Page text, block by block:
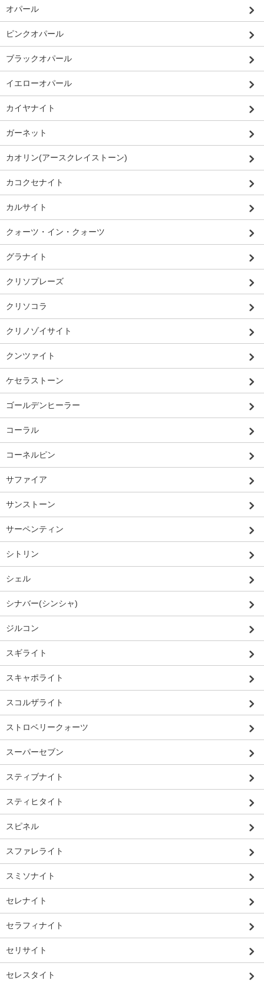
オパール
ピンクオパール
ブラックオパール
イエローオパール
カイヤナイト
ガーネット
カオリン(アースクレイストーン)
カコクセナイト
カルサイト
クォーツ・イン・クォーツ
グラナイト
クリソプレーズ
クリソコラ
クリノゾイサイト
クンツァイト
ケセラストーン
ゴールデンヒーラー
コーラル
コーネルピン
サファイア
サンストーン
サーペンティン
シトリン
シェル
シナバー(シンシャ)
ジルコン
スギライト
スキャポライト
スコルザライト
ストロベリークォーツ
スーパーセブン
スティブナイト
スティヒタイト
スピネル
スファレライト
スミソナイト
セレナイト
セラフィナイト
セリサイト
セレスタイト